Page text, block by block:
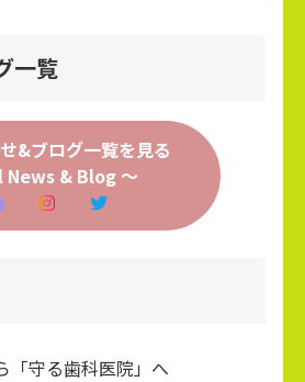
一覧
&ブログ一覧を見る
News & Blog ～
「守る歯科医院」へ